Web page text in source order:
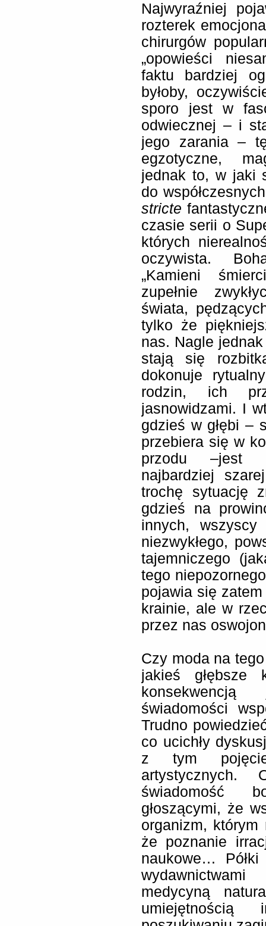
Najwyraźniej
rozterek
chirurgów
„opowieści
faktu bardziej
byłoby,
sporo jest w
odwiecznej – i
jego zarania –
egzotyczne,
jednak to, w jaki
do
stricte
czasie serii o
których
oczywista.
„Kamieni
zupełnie
świata,
tylko że
nas. Nagle
stają się
dokonuje
rodzin, ich
jasnowidzami. I
gdzieś w głębi –
przebiera się w
przodu –jest
najbardziej
trochę sytuację
gdzieś na
innych,
niezwykłego,
tajemniczego
tego
pojawia się
krainie, ale w
przez nas
Czy moda na
jakieś głębsze
świadomości
Trudno
co ucichły
z tym
artystycznych.
świadomość
głoszącymi, że
organizm,
że poznanie
naukowe…
medycyną
umiejętnością